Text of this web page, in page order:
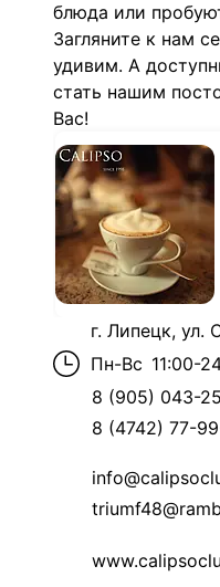
блюда или
Загляните к нам
удивим. А
стать нашим
Вас!
г. Липецк, ул.
Пн-Вс 11:00-
8 (905) 043-
8 (4742) 77-